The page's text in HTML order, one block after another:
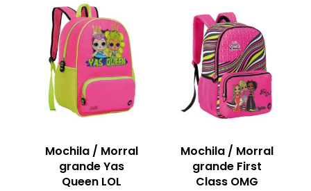
Mochila / Morral
grande First
Class OMG
Mochila / Morral
grande Yas
Queen LOL